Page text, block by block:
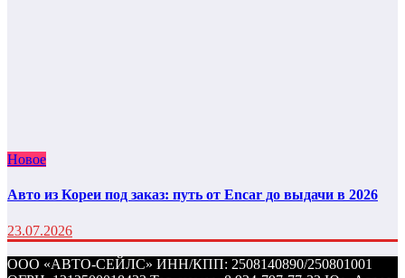
Новое
Авто из Кореи под заказ: путь от Encar до выдачи в 2026
23.07.2026
ООО «АВТО-СЕЙЛС» ИНН/КПП: 2508140890/250801001